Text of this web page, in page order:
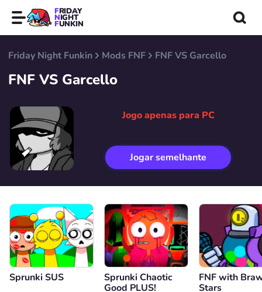
FRIDAY
NIGHT
FUNKIN
Friday Night Funkin Mods FNF FNF VS Garcello
FNF VS Garcello
Jogo apenas para PC
Jogar semelhante
Sprunki SUS
Sprunki Chaotic
Good PLUS!
FNF with
Stars